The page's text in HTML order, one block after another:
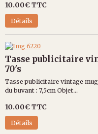
10.00€ TTC
Détails
Tasse publicitaire
70's
Tasse publicitaire vintage
du buvant : 7,5cm Objet...
10.00€ TTC
Détails